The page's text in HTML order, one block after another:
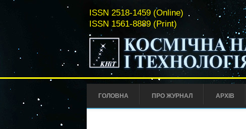
ISSN 2518-1459 (Online)
ISSN 1561-8889 (Print)
ГОЛОВНА ПРО ЖУРНАЛ АРХІВ